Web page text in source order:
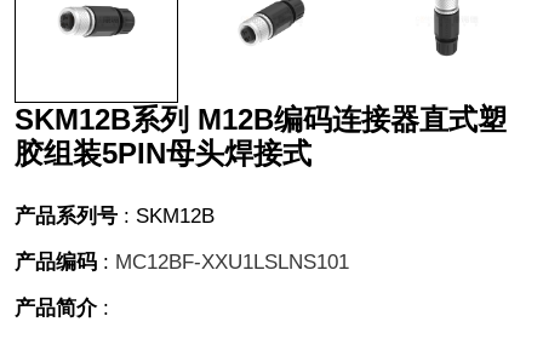
SKM12B系列 M12B编码连接器直式塑
胶组装5PIN母头焊接式
产品系列号 : SKM12B
产品编码 : MC12BF-XXU1LSLNS101
产品简介: